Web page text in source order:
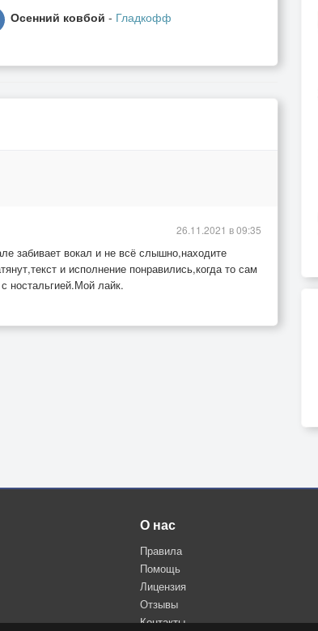
Осенний ковбой - Гладкофф
забивает вокал и не всё слышно,находите
и исполнение понравились,когда то сам
ностальгией.Мой лайк.
26.11.2021 в 09:35
О нас
Правила
Помощь
Лицензия
Отзывы
Контакты